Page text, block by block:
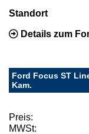
Standort
Details zum
Ford Focus ST
Kam.
Preis:
MWSt: